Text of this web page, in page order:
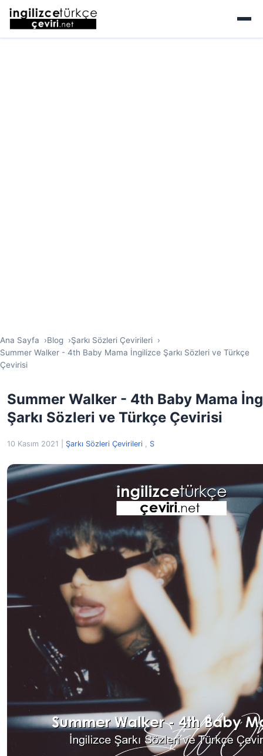
Ana Sayfa Blog
Şarkı Sözleri Çevirileri
Summer Walker - 4th Baby Mama İngilizce Şarkı Sözleri ve Türkçe
Çevirisi
Summer Walker - 4th Baby Mama
Şarkı Sözleri ve Türkçe Çevirisi
10 Kasım 2021 Şarkı Sözleri Çevirileri , S